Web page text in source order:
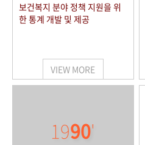
보건복지 분야 정책 지원을 위
한 통계 개발 및 제공
VIEW MORE
1990'